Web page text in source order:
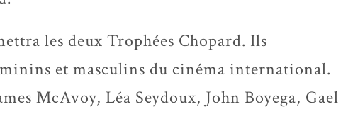
les deux Trophées Chopard. Ils
et masculins du cinéma international.
McAvoy, Léa Seydoux, John Boyega, Gael